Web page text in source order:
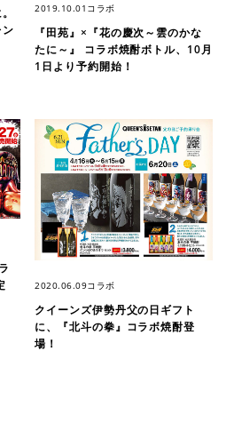
2019.10.01 コラボ
『田苑』×『花の慶次～雲のかな
たに～』 コラボ焼酎ボトル、10月
1日より予約開始！
2020.06.09コラボ
クイーンズ伊勢丹父の日ギフト
に、『北斗の拳』コラボ焼酎登
場！